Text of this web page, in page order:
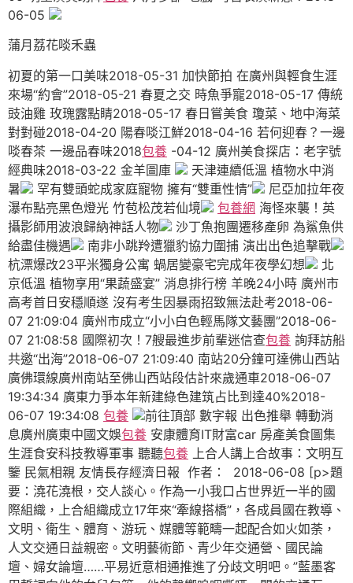
06-05
蒲月荔花啖禾蟲
初夏的第一口美味2018-05-31 加快節拍 在廣州與輕食生涯
來場“約會”2018-05-21 春夏之交 時魚爭寵2018-05-17 傳統
豉油雞 玫瑰露點睛2018-05-17 春日嘗美食 瓊菜、地中海菜
對對碰2018-04-20 陽春啖江鮮2018-04-16 若何迎春？一邊
啖春茶 一邊品春味2018包養 -04-12 廣州美食探店：老字號
經典味2018-03-22 金羊圖庫
天津連續低溫 植物水中消
暑
罕有雙頭蛇成家庭寵物 擁有“雙重性情”
尼亞加拉年夜
瀑布點亮黑色燈光 竹苞松茂若仙境
包養網 海怪來襲！英
攝影師用波浪歸納神話人物
沙丁魚抱團遷移產卵 為鯊魚供
給盡佳機遇
南非小跳羚遭獵豹協力圍捕 演出出色追擊戰
杭漂爆改23平米獨身公寓 蝸居變豪宅完成年夜學幻想
北
京低溫 植物享用“果蔬盛宴” 消息排行榜 羊晚24小時 廣州市
高考首日安穩順遂 沒有考生因暴雨招致無法赴考2018-06-
07 21:09:04 廣州市成立“小小白色輕馬隊文藝團”2018-06-
07 21:08:58 國際初次！7艘最進步前輩迷信查包養 詢拜訪船
共邀“出海”2018-06-07 21:09:40 南站20分鐘可達佛山西站
廣佛環線廣州南站至佛山西站段估計來歲通車2018-06-07
19:34:34 廣東力爭本年新建綠色建筑占比到達40%2018-
06-07 19:34:08 包養
前往頂部 數字報 出色推舉 轉動消
息廣州廣東中國文娛包養 安康體育IT財富car 房產美食圖集
生涯食安科技教導軍事 聽聽包養 上合人講上合故事：文明互
鑒 民氣相親 友情長存經濟日報 作者： 2018-06-08 [p>題
要：澆花澆根，交人談心。作為一小我口占世界近一半的國
際組織，上合組織成立17年來“牽線搭橋”，各成員國在教導、
文明、衛生、體育、游玩、媒體等範疇一起配合如火如荼，
人文交通日益親密。文明藝術節、青少年交通營、國民論
壇、婦女論壇……平易近意相通推進了分歧文明吧。”藍墨客